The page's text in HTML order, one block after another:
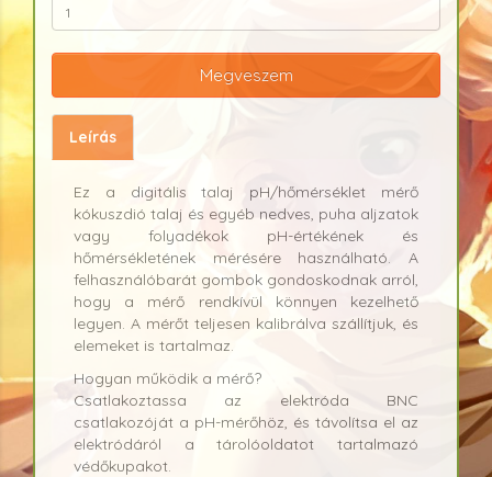
Megveszem
Leírás
Ez a digitális talaj pH/hőmérséklet mérő
kókuszdió talaj és egyéb nedves, puha aljzatok
vagy folyadékok pH-értékének és
hőmérsékletének mérésére használható. A
felhasználóbarát gombok gondoskodnak arról,
hogy a mérő rendkívül könnyen kezelhető
legyen. A mérőt teljesen kalibrálva szállítjuk, és
elemeket is tartalmaz.
Hogyan működik a mérő?
Csatlakoztassa az elektróda BNC
csatlakozóját a pH-mérőhöz, és távolítsa el az
elektródáról a tárolóoldatot tartalmazó
védőkupakot.